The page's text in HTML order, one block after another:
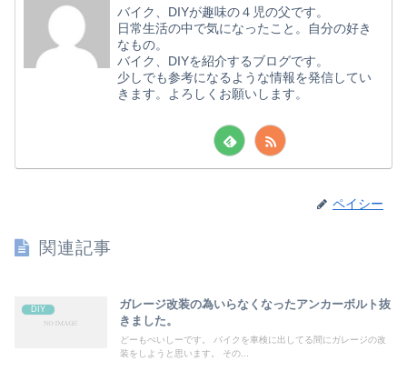
バイク、DIYが趣味の４児の父です。
日常生活の中で気になったこと。自分の好き
なもの。
バイク、DIYを紹介するブログです。
少しでも参考になるような情報を発信してい
きます。よろしくお願いします。
ペイシー
関連記事
DIY
ガレージ改装の為いらなくなったアンカーボルト抜
きました。
どーもぺいしーです。 バイクを車検に出してる間にガレージの改
装をしようと思います。 その...